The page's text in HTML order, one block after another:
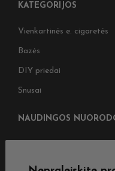
KATEGORIJOS
Vienkartinės e. cigaretės
Bazės
DIY priedai
Snusai
NAUDINGOS
Grąžinimas